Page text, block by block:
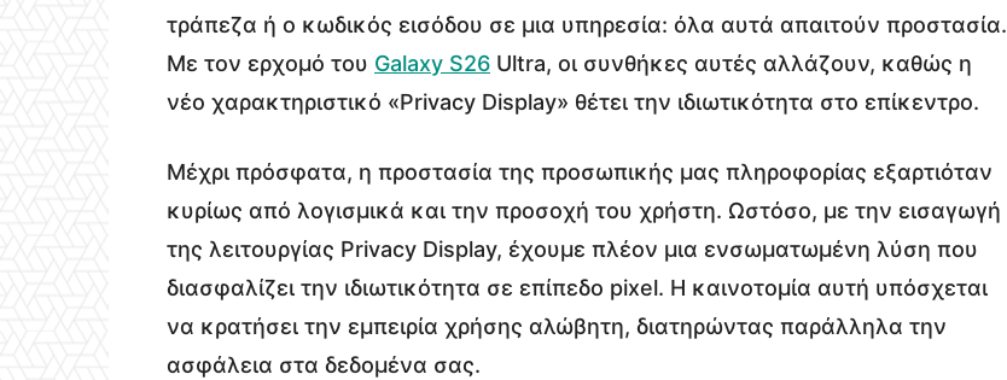
τράπεζα ή ο κωδικός εισόδου σε μια υπηρεσία: όλα αυτά απαιτούν προστασία.
Με τον ερχομό του Galaxy S26 Ultra, οι συνθήκες αυτές αλλάζουν, καθώς η
νέο χαρακτηριστικό «Privacy Display» θέτει την ιδιωτικότητα στο επίκεντρο.
Μέχρι πρόσφατα, η προστασία της προσωπικής μας πληροφορίας εξαρτιόταν
κυρίως από λογισμικά και την προσοχή του χρήστη. Ωστόσο, με την εισαγωγή
της λειτουργίας Privacy Display, έχουμε πλέον μια ενσωματωμένη λύση που
διασφαλίζει την ιδιωτικότητα σε επίπεδο pixel. Η καινοτομία αυτή υπόσχεται
να κρατήσει την εμπειρία χρήσης αλώβητη, διατηρώντας παράλληλα την
ασφάλεια στα δεδομένα σας.